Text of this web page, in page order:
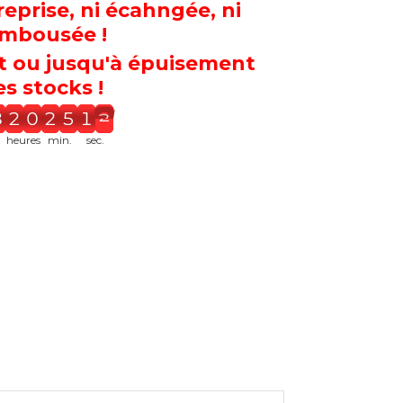
ni écahngée, ni
!
ou jusqu'à épuisement
stocks !
2 1
heures
2 6
min.
1 2
sec.